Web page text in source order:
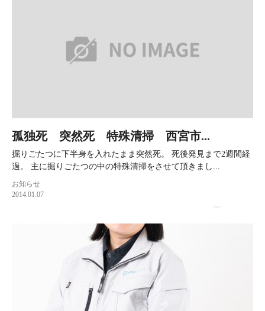
孤独死 突然死 特殊清掃 西宮市...
掘りごたつに下半身を入れたまま突然死。 死後発見まで2週間経
過。 主に掘りごたつの中の特殊清掃をさせて頂きまし...
お知らせ
2014.01.07